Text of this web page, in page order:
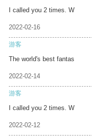
I called you 2 times. W
2022-02-16
游客
The world's best fantas
2022-02-14
游客
I called you 2 times. W
2022-02-12